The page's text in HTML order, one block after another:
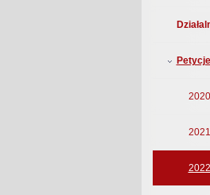
Petycje